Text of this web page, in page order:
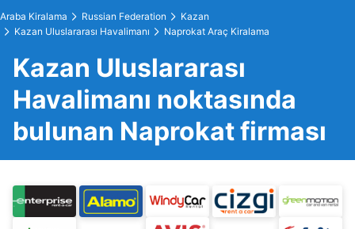
Araba Kiralama Russian Federation
Kazan
Kazan Uluslararası Havalimanı
Naprokat Araç Kiralama
Kazan Uluslararası
Havalimanı noktasında
bulunan Naprokat firması